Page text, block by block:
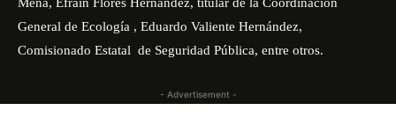
General de Ecología , Eduardo Valiente Hernández,
Comisionado Estatal de Seguridad Pública, entre otros.
- Advertisement -